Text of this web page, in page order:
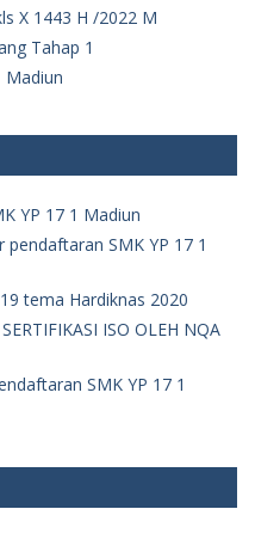
X 1443 H /2022 M
Tahap 1
Madiun
YP 17 1 Madiun
pendaftaran SMK YP 17 1
tema Hardiknas 2020
ISO OLEH NQA
SMK YP 17 1